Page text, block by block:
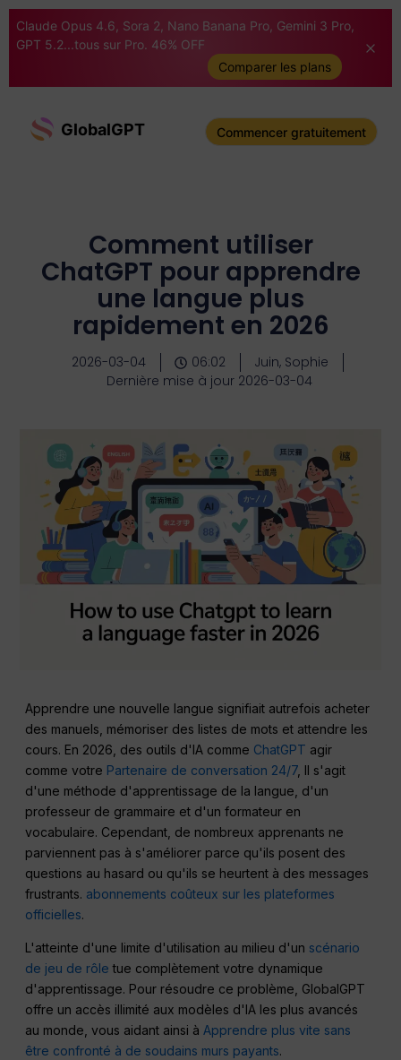
Claude Opus 4.6, Sora 2, Nano Banana Pro, Gemini 3 Pro,
GPT 5.2...tous sur Pro. 46% OFF
Comparer les plans
GlobalGPT Commencer gratuitement
Comment utiliser
ChatGPT pour apprendre
une langue plus
rapidement en 2026
2026-03-04 06:02
Juin, Sophie
Dernière mise à jour 2026-03-04
Apprendre une nouvelle langue signifiait autrefois acheter
des manuels, mémoriser des listes de mots et attendre les
cours. En 2026, des outils d'IA comme ChatGPT agir
comme votre Partenaire de conversation 24/7, Il s'agit
d'une méthode d'apprentissage de la langue, d'un
professeur de grammaire et d'un formateur en
vocabulaire. Cependant, de nombreux apprenants ne
parviennent pas à s'améliorer parce qu'ils posent des
questions au hasard ou qu'ils se heurtent à des messages
frustrants. abonnements coûteux sur les plateformes
officielles.
L'atteinte d'une limite d'utilisation au milieu d'un scénario
de jeu de rôle tue complètement votre dynamique
d'apprentissage. Pour résoudre ce problème, GlobalGPT
offre un accès illimité aux modèles d'IA les plus avancés
au monde, vous aidant ainsi àApprendre plus vite sans
être confronté à de soudains murs payants.